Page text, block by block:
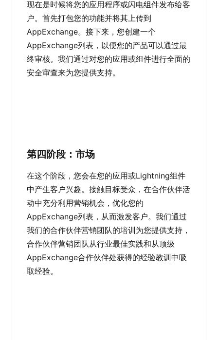
现在是时候将您的应用程序或闪电组件发布给客
户。首先打包您的功能并将其上传到
AppExchange。接下来，您创建一个
AppExchange列表，以便您的产品可以通过最
终审核。我们通过对您的应用或组件进行全面的
安全审查来为您提供支持。
第四阶段：市场
在这个阶段，您会在您的应用或Lightning组件
中产生客户兴趣。接触目标受众，在合作伙伴活
动中充分利用营销机会，优化您的
AppExchange列表，从而激发客户。我们通过
我们的合作伙伴营销团队的培训为您提供支持，
合作伙伴营销团队从行业最佳实践和从顶级
AppExchange合作伙伴处获得的经验教训中吸
取经验。